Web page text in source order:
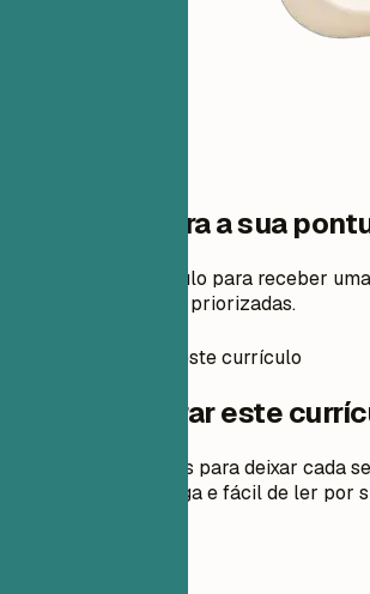
Um passo para a sua
Adicione seu currículo para receber
gratuita e correções priorizadas.
Como preparar este currículo
Como preparar este
Orientações práticas para deixar cada
relevante para a vaga e fácil de ler por